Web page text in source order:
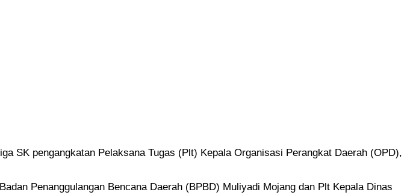
SK pengangkatan Pelaksana Tugas (Plt) Kepala Organisasi Perangkat Daerah (OPD),
Penanggulangan Bencana Daerah (BPBD) Muliyadi Mojang dan Plt Kepala Dinas